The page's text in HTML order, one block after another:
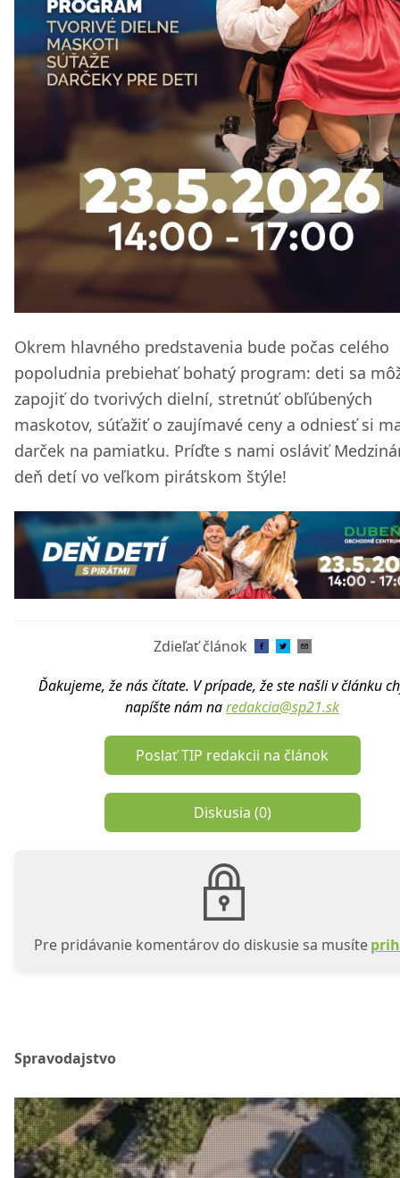
Okrem hlavného predstavenia bude počas celého
popoludnia prebiehať bohatý program: deti sa
zapojiť do tvorivých dielní, stretnúť obľúbených
maskotov, súťažiť o zaujímavé ceny a odniesť si
darček na pamiatku. Príďte s nami osláviť
deň detí vo veľkom pirátskom štýle!
Zdieľať článok
Ďakujeme, že nás čítate. V prípade, že ste našli v článku
napíšte nám naredakcia@sp21.sk
Poslať TIP redakcii na článok
Diskusia (0)
Pre pridávanie komentárov do diskusie sa musíte
Spravodajstvo